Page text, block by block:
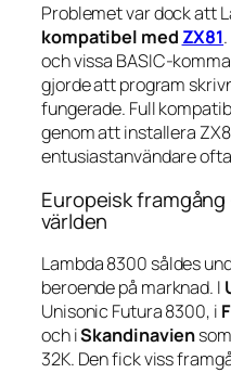
Problemet var dock att
kompatibel med ZX81
och vissa BASIC-
gjorde att program
fungerade. Full
genom att installera
entusiastanvändare
Europeisk
världen
Lambda 8300 såldes
beroende på marknad. I
Unisonic Futura 8300, i
och iSkandinaviensom
32K. Den fick viss